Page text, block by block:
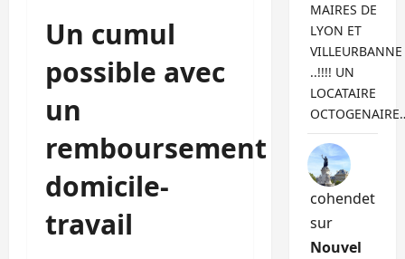
Un cumul
possible avec
un
remboursement
domicile-
travail
MAIRES DE
LYON ET
VILLEURBANNE
..!!!! UN
LOCATAIRE
cohendet
sur
Nouvel